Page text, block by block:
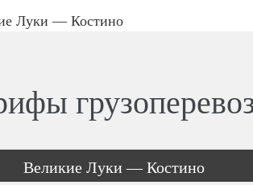
Луки — Костино
Великие Луки — Костино